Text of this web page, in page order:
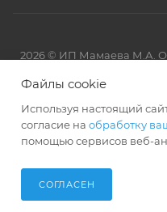
2026 © ИП Мамаева М.А.
Файлы cookie
Используя настоящий
согласие на обработку
помощью сервисов веб-
СОГЛАСЕН